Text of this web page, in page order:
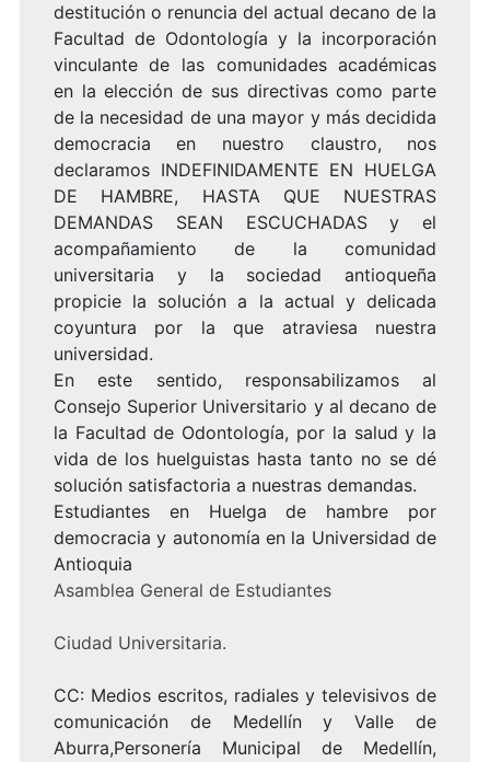
destitución o renuncia del actual decano de la
Facultad de Odontología y la incorporación
vinculante de las comunidades académicas
en la elección de sus directivas como parte
de la necesidad de una mayor y más decidida
democracia en nuestro claustro, nos
declaramos INDEFINIDAMENTE EN HUELGA
DE HAMBRE, HASTA QUE NUESTRAS
DEMANDAS SEAN ESCUCHADAS y el
acompañamiento de la comunidad
universitaria y la sociedad antioqueña
propicie la solución a la actual y delicada
coyuntura por la que atraviesa nuestra
universidad.
En este sentido, responsabilizamos al
Consejo Superior Universitario y al decano de
la Facultad de Odontología, por la salud y la
vida de los huelguistas hasta tanto no se dé
solución satisfactoria a nuestras demandas.
Estudiantes en Huelga de hambre por
democracia y autonomía en la Universidad de
Antioquia
Asamblea General de Estudiantes
Ciudad Universitaria.
CC: Medios escritos, radiales y televisivos de
comunicación de Medellín y Valle de
Aburra,Personería Municipal de Medellín,